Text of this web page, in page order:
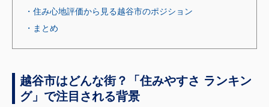
・住み心地評価から見る越谷市のポジション
・まとめ
越谷市はどんな街？「住みやすさ ランキン
グ」で注目される背景